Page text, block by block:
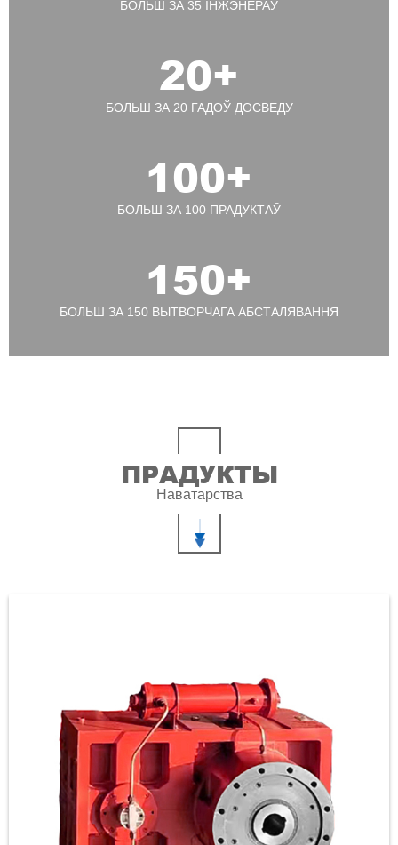
БОЛЬШ ЗА 35 ІНЖЭНЕРАЎ
20+
БОЛЬШ ЗА 20 ГАДОЎ ДОСВЕДУ
100+
БОЛЬШ ЗА 100 ПРАДУКТАЎ
150+
БОЛЬШ ЗА 150 ВЫТВОРЧАГА АБСТАЛЯВАННЯ
ПРАДУКТЫ
Наватарства